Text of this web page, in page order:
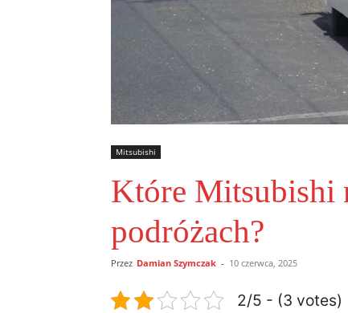
Mitsubishi
Które Mitsubishi
podróżach?
Przez Damian Szymczak - 10 czerwca, 2025
2/5 - (3 votes)